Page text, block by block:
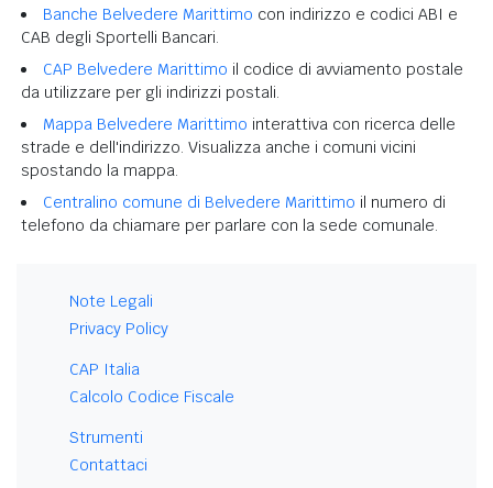
Banche Belvedere Marittimo con indirizzo e codici ABI e
CAB degli Sportelli Bancari.
CAP Belvedere Marittimo il codice di avviamento postale
da utilizzare per gli indirizzi postali.
Mappa Belvedere Marittimo interattiva con ricerca delle
strade e dell'indirizzo. Visualizza anche i comuni vicini
spostando la mappa.
Centralino comune di Belvedere Marittimo il numero di
telefono da chiamare per parlare con la sede comunale.
Note Legali
Privacy Policy
CAP Italia
Calcolo Codice Fiscale
Strumenti
Contattaci